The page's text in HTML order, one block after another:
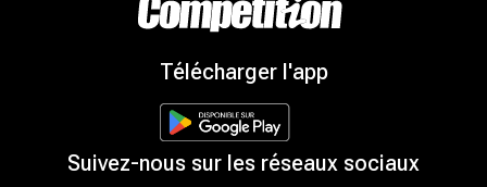
Télécharger l'app
Suivez-nous sur les réseaux sociaux